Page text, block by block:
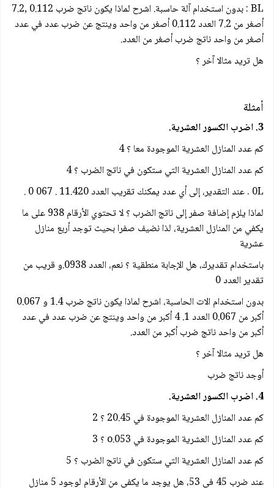
BL : بدون استخدام آلة حاسبة. اشرح لماذا يكون ناتج ضرب 0.112 ,7.2
أصغر من 7.2 العدد 0.112 أصغر من واحد وينتج عن ضرب عدد في عدد
أصغر من واحد ناتج ضرب أصغر من العدد.
هل تريد مثالا آخر ؟
أمثلة
3. اضرب الكسور العشرية.
كم عدد المنازل العشرية الموجودة معا ؟ 4
كم عدد المنازل العشرية التي ستكون في ناتج الضرب ؟ 4
0L . عند التقدير، إلى أي عدد يمكنك تقريب العدد 11.420 . 067 0 .
لماذا يلزم إضافة صفر إلى ناتج الضرب ؟ لا تحتوي الأرقام 938 على ما
يكفي من المنازل العشرية، لذا نضيف صفرا بحيث توجد أربع منازل
عشرية
باستخدام تقديرك، هل الإجابة منطقية ؟ نعم، العدد 0938.و قريب من
تقدیر العدد 0
بدون استخدام الات الحاسبة، اشرح لماذا يكون ناتج ضرب 1.4 و 0.067
أكبر من 0.067 العدد 1. 4 أكبر من واحد وينتج عن ضرب عدد في عدد
أكبر من واحد ناتج ضرب أكبر من العدد.
هل تريد مثالا آخر ؟
أوجد ناتج ضرب
4. اضرب الكسور العشرية.
كم عدد المنازل العشرية الموجودة في 20.45 ؟ 2
كم عدد المنازل العشرية الموجودة في 053.o ؟ 3
كم عدد المنازل العشرية التي ستكون في ناتج الضرب ؟ 5
عند ضرب 45 في 53، هل يوجد ما يكفي من الأرقام لوجود 5 منازل